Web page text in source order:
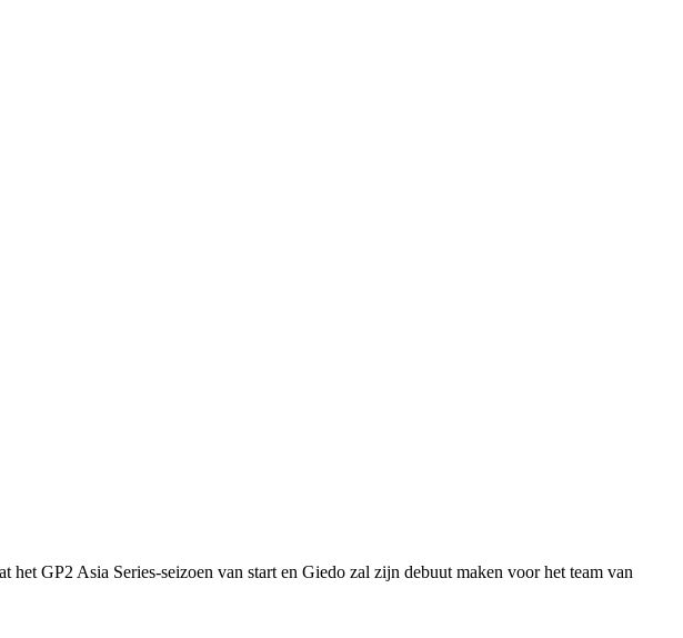
GP2 Asia Series-seizoen van start en Giedo zal zijn debuut maken voor het team van